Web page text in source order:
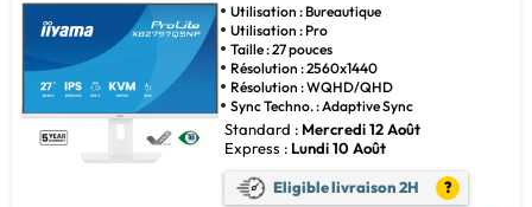
Utilisation : Bureautique
Utilisation : Pro
Taille : 27 pouces
Résolution : 2560x1440
Résolution : WQHD/QHD
Sync Techno. : Adaptive Sync
Standard : Mercredi 12 Août
Express : Lundi 10 Août
Eligible livraison 2H ?